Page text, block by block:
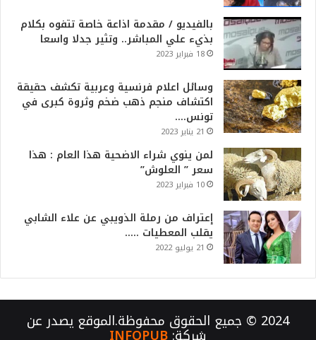
بالفيديو / مقدمة اذاعة خاصة تتفوه بكلام
بذيء علي المباشر.. وتثير جدلا واسعا
18 فبراير 2023
وسائل اعلام فرنسية وعربية تكشف حقيقة
اكتشاف منجم ذهب ضخم وثروة كبرى في
تونس….
21 يناير 2023
لمن ينوي شراء الاضحية هذا العام : هذا
سعر ” العلوش”
10 فبراير 2023
إعتراف من رملة الذويبي عن علاء الشابي
يقلب المعطيات …..
21 يوليو 2022
2024 © جميع الحقوق محفوظة.الموقع يصدر عن